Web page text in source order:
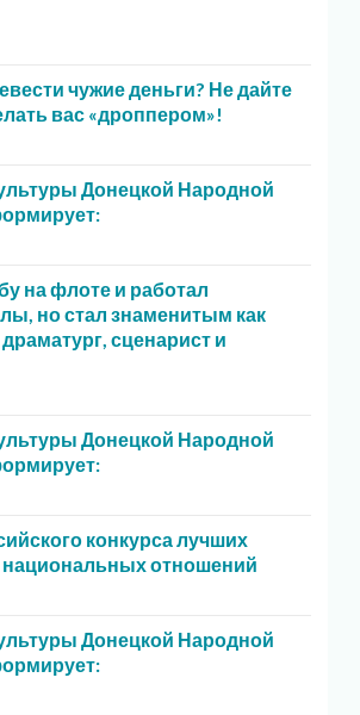
чужие деньги? Не дайте
вас «дроппером»!
Донецкой Народной
на флоте и работал
но стал знаменитым как
сценарист и
Донецкой Народной
конкурса лучших
национальных отношений
Донецкой Народной